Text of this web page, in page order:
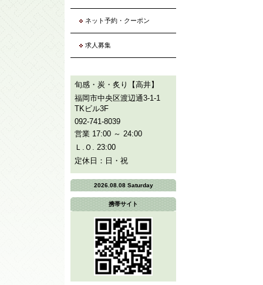
ネット予約・クーポン
求人募集
旬感・炭・炙り【高井】
福岡市中央区渡辺通3-1-1
TKビル3F
092-741-8039
営業 17:00 ～ 24:00
Ｌ.Ｏ. 23:00
定休日：日・祝
2026.08.08 Saturday
携帯サイト